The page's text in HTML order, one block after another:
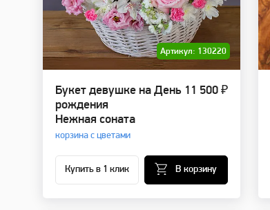
Артикул: 130220
Букет девушке на День
рождения
Нежная соната
корзина с цветами
11 500 ₽
Купить в 1 клик В корзину